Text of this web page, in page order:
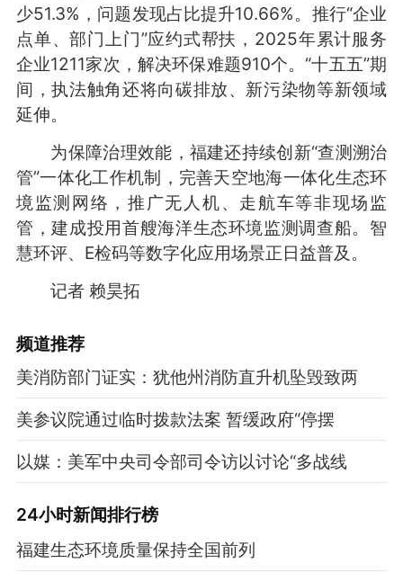
少51.3%，问题发现占比提升10.66%。推行“企业
点单、部门上门”应约式帮扶，2025年累计服务
企业1211家次，解决环保难题910个。“十五五”期
间，执法触角还将向碳排放、新污染物等新领域
延伸。
为保障治理效能，福建还持续创新“查测溯治
管”一体化工作机制，完善天空地海一体化生态环
境监测网络，推广无人机、走航车等非现场监
管，建成投用首艘海洋生态环境监测调查船。智
慧环评、E检码等数字化应用场景正日益普及。
记者 赖昊拓
频道推荐
美消防部门证实：犹他州消防直升机坠毁致两
美参议院通过临时拨款法案 暂缓政府“停摆
以媒：美军中央司令部司令访以讨论“多战线
24小时新闻排行榜
福建生态环境质量保持全国前列